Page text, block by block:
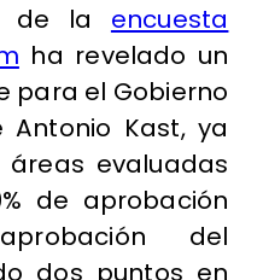
de la encuesta
ha revelado un
para el Gobierno
Kast, ya
evaluadas
de aprobación
del
dos puntos en